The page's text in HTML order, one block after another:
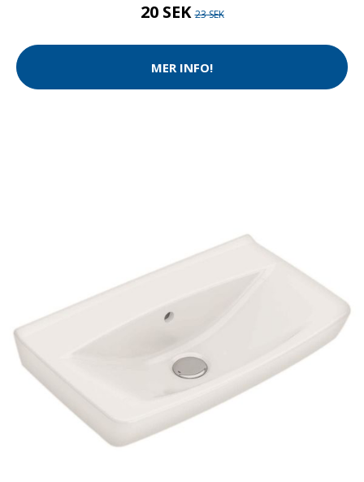
20 SEK23 SEK
MER INFO!